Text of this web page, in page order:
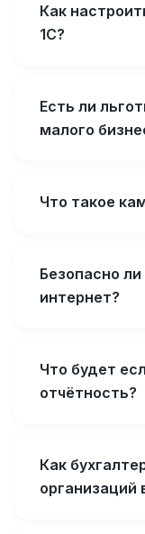
Как
1С?
Есть ли
малого
Что такое
Безопасно
интернет?
Что будет
отчётность?
Как
организаций